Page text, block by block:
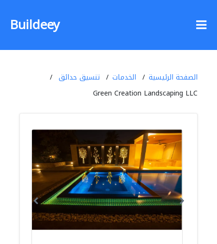
Buildeey
الصفحة الرئيسية الخدمات
تنسيق حدائق
Green Creation Landscaping LLC